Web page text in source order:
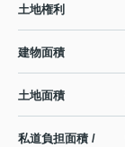
土地権利
建物面積
土地面積
私道負担面積 /